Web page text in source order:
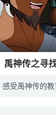
禹神传之寻
感受禹神传的